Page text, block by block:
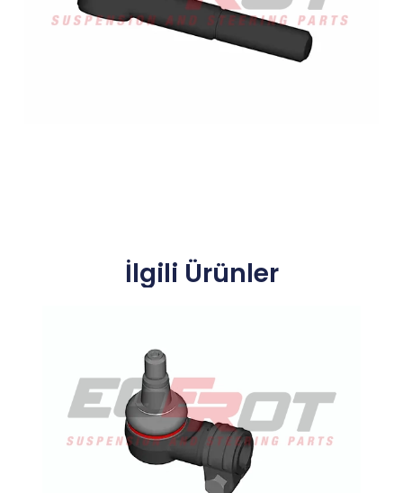
İlgili Ürünler